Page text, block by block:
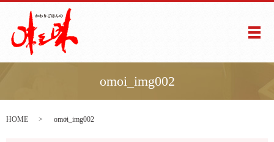
メ
omoi_img002
HOME omoi_img002